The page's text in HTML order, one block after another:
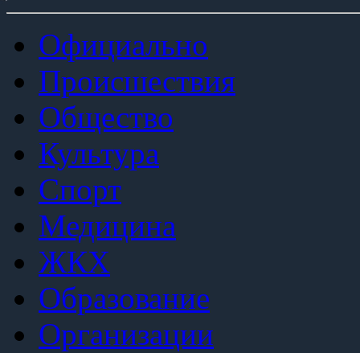
Официально
Происшествия
Общество
Культура
Спорт
Медицина
ЖКХ
Образование
Организации